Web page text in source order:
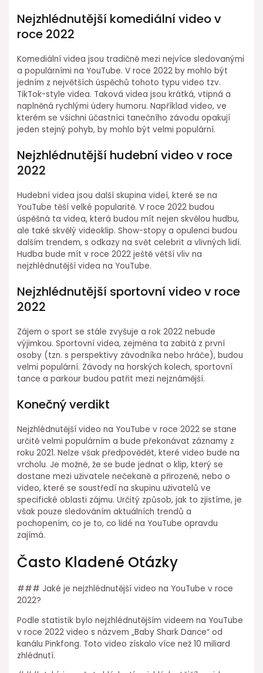
Nejzhlédnutější komediální video v
roce 2022
Komediální videa jsou tradičně mezi nejvíce sledovanými
a populárními na YouTube. V roce 2022 by mohlo být
jedním z největších úspěchů tohoto typu video tzv.
TikTok-style videa. Taková videa jsou krátká, vtipná a
naplněná rychlými údery humoru. Například video, ve
kterém se všichni účastníci tanečního závodu opakují
jeden stejný pohyb, by mohlo být velmi populární.
Nejzhlédnutější hudební video v roce
2022
Hudební videa jsou další skupina videí, které se na
YouTube těší velké popularitě. V roce 2022 budou
úspěšná ta videa, která budou mít nejen skvělou hudbu,
ale také skvělý videoklip. Show-stopy a opulenci budou
dalším trendem, s odkazy na svět celebrit a vlivných lidí.
Hudba bude mít v roce 2022 ještě větší vliv na
nejzhlédnutější videa na YouTube.
Nejzhlédnutější sportovní video v roce
2022
Zájem o sport se stále zvyšuje a rok 2022 nebude
výjimkou. Sportovní videa, zejména ta zabitá z první
osoby (tzn. s perspektivy závodníka nebo hráče), budou
velmi populární. Závody na horských kolech, sportovní
tance a parkour budou patřit mezi nejznámější.
Konečný verdikt
Nejzhlédnutější video na YouTube v roce 2022 se stane
určitě velmi populárním a bude překonávat záznamy z
roku 2021. Nelze však předpovědět, které video bude na
vrcholu. Je možné, že se bude jednat o klip, který se
dostane mezi uživatele nečekaně a přirozeně, nebo o
video, které se soustředí na skupinu uživatelů ve
specifické oblasti zájmu. Určitý způsob, jak to zjistíme, je
však pouze sledováním aktuálních trendů a
pochopením, co je to, co lidé na YouTube opravdu
zajímá.
Často Kladené Otázky
### Jaké je nejzhlédnutější video na YouTube v roce
2022?
Podle statistik bylo nejzhlédnutějším videem na YouTube
v roce 2022 video s názvem „Baby Shark Dance“ od
kanálu Pinkfong. Toto video získalo více než 10 miliard
zhlédnutí.